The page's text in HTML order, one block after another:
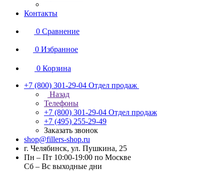
Контакты
0 Сравнение
0 Избранное
0 Корзина
+7 (800) 301-29-04 Отдел продаж
Назад
Телефоны
+7 (800) 301-29-04 Отдел продаж
+7 (495) 255-29-49
Заказать звонок
shop@fillers-shop.ru
г. Челябинск, ул. Пушкина, 25
Пн – Пт 10:00-19:00 по Москве
Сб – Вс выходные дни